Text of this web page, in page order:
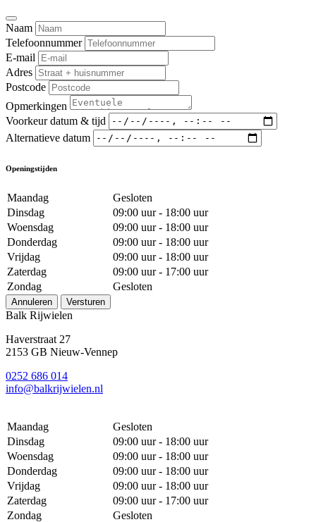
Naam
Telefoonnummer
E-mail
Adres
Postcode
Opmerkingen
Voorkeur datum & tijd
Alternatieve datum
Openingstijden
Maandag
Gesloten
Dinsdag
09:00 uur - 18:00 uur
Woensdag
09:00 uur - 18:00 uur
Donderdag
09:00 uur - 18:00 uur
Vrijdag
09:00 uur - 18:00 uur
Zaterdag
09:00 uur - 17:00 uur
Zondag
Gesloten
Annuleren Versturen
Balk Rijwielen
Haverstraat 27
2153 GB Nieuw-Vennep
0252 686 014
info@balkrijwielen.nl
Maandag
Gesloten
Dinsdag
09:00 uur - 18:00 uur
Woensdag
09:00 uur - 18:00 uur
Donderdag
09:00 uur - 18:00 uur
Vrijdag
09:00 uur - 18:00 uur
Zaterdag
09:00 uur - 17:00 uur
Zondag
Gesloten